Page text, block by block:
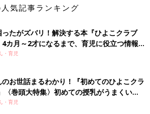
気記事ランキング
たがズバリ！解決する本『ひよこクラブ
月～2才になるまで、育児に役立つ情報が
！
・育児
お世話まるわかり！『初めてのひよこクラ
〈巻頭大特集〉初めての授乳がうまくい
ぱい・ミルクの基本と夏のトラブル 解決テ
・育児